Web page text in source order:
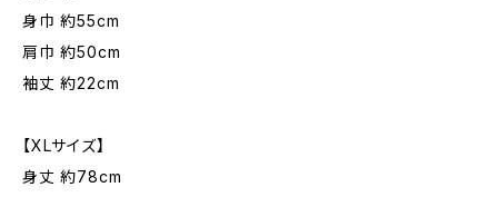
身巾 約55cm
肩巾 約50cm
袖丈 約22cm
【XLサイズ】
身丈 約78cm